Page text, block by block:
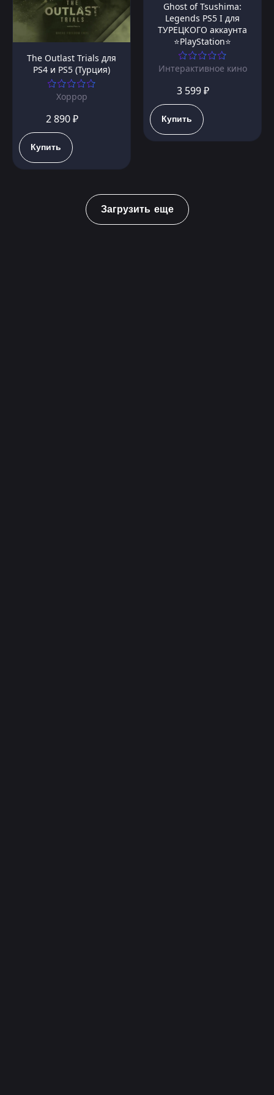
The Outlast Trials для
PS4 и PS5 (Турция)
Хоррор
2 890 ₽
Купить
Ghost of Tsushima:
Legends PS5 I для
ТУРЕЦКОГО аккаунта
⭐PlayStation⭐
Интерактивное кино
3 599 ₽
Купить
Загрузить еще